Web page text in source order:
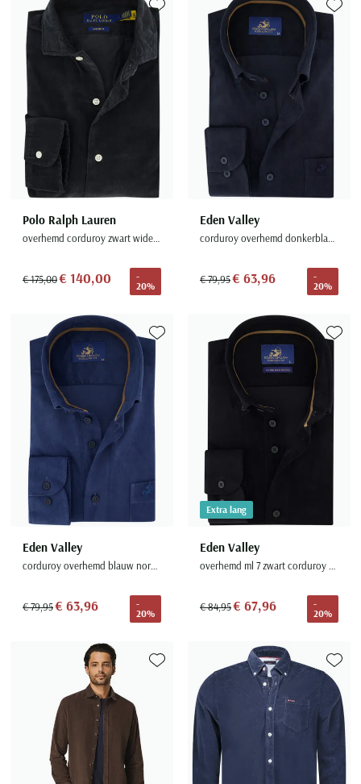
Polo Ralph Lauren
overhemd corduroy zwart wide collar
€ 175,00€ 140,00
-
20%
Toevoegen aan favorieten
Eden Valley
corduroy overhemd donkerblauw
€ 79,95€ 63,96
-
20%
Eden Valley
corduroy overhemd blauw normale fit
€ 79,95€ 63,96
-
20%
Toevoegen aan favorieten
Eden Valley
overhemd ml 7 zwart corduroy modern fit
€ 84,95€ 67,96
-
20%
Extra lang
Toevoegen aan favorieten